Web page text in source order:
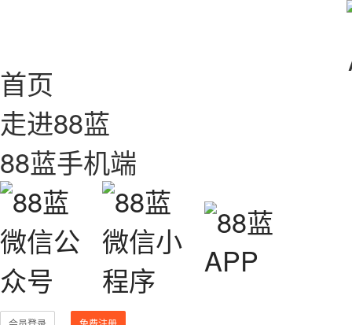
首页
走进88蓝
88蓝手机端